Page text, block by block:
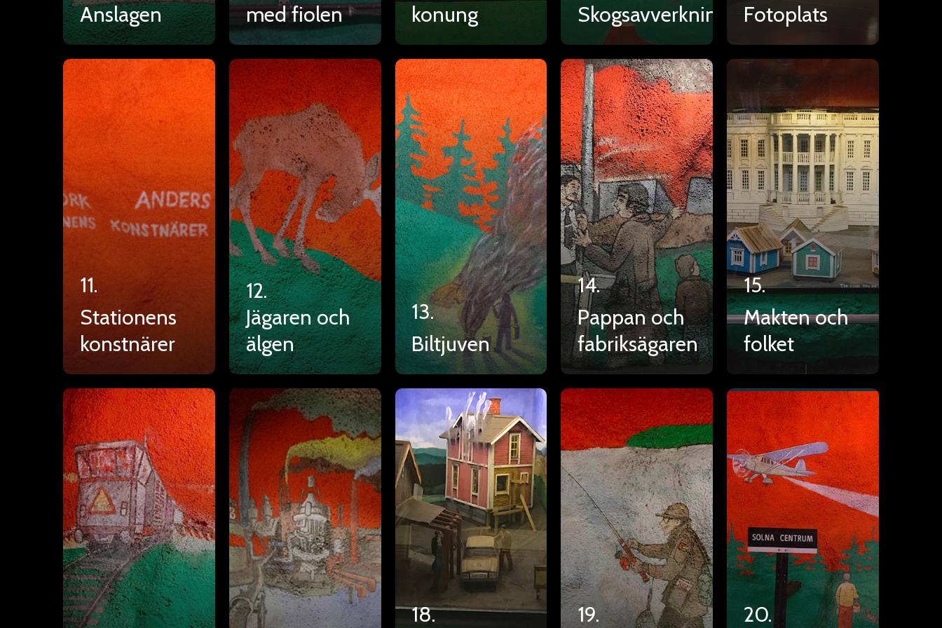
Anslagen
med fiolen
konung
Skogsavverkning Fotoplats
11.
Stationens
konstnärer
12.
Jägaren och
älgen
13.
Biltjuven
14.
Pappan och
fabriksägaren
15.
Makten och
folket
18. 19. 20.